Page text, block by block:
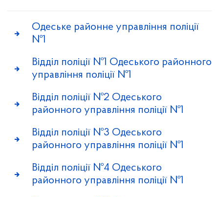
Одеське районне управління поліції
№1
Відділ поліції №1 Одеського районного
управління поліції №1
Відділ поліції №2 Одеського
районного управління поліції №1
Відділ поліції №3 Одеського
районного управління поліції №1
Відділ поліції №4 Одеського
районного управління поліції №1